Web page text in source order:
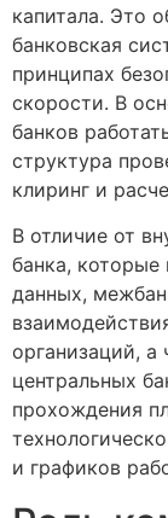
капитала. Это
банковская
принципах
скорости. В
банков
структура
клиринг и
В отличие от
банка,
данных,
организаций, а
центральных
прохождения
и графиков